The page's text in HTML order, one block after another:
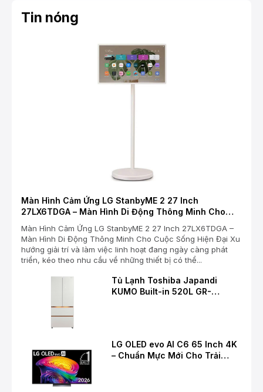
Tin nóng
Màn Hình Cảm Ứng LG StanbyME 2 27 Inch
27LX6TDGA – Màn Hình Di Động Thông Minh Cho
Cuộc Sống Hiện Đại
Màn Hình Cảm Ứng LG StanbyME 2 27 Inch 27LX6TDGA –
Màn Hình Di Động Thông Minh Cho Cuộc Sống Hiện Đại Xu
hướng giải trí và làm việc linh hoạt đang ngày càng phát
triển, kéo theo nhu cầu về những thiết bị có thể...
Tủ Lạnh Toshiba Japandi
KUMO Built-in 520L GR-
LG OLED evo AI C6 65 Inch 4K
– Chuẩn Mực Mới Cho Trải